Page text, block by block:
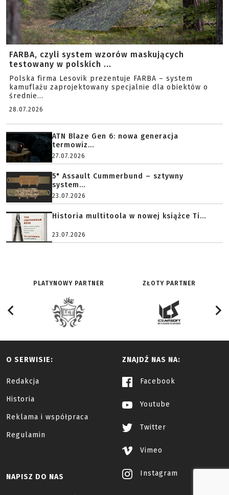
FARBA, czyli system wzorów maskujących
testowany w polskich ...
Polska firma Lesovik prezentuje FARBA – system
kamuflażu zaprojektowany specjalnie dla obiektów o
średnie...
28.07.2026
ATN Blaze Gen 6: nowa generacja
termowiz...
27.07.2026
5" Assault Cummerbund – sztywny
system...
23.07.2026
Historia multitoola w nowej książce Ti...
23.07.2026
PLATYNOWY PARTNER ZŁOTY PARTNER
O SERWISIE:
Redakcja
Historia
Reklama i współpraca
Regulamin
ZNAJDŹ NAS NA:
Facebook
Youtube
Twitter
Vimeo
Instagram
NAPISZ DO NAS